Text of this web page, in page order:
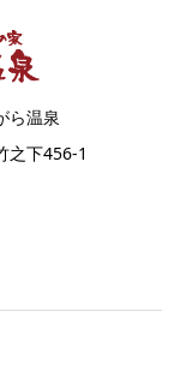
ら温泉
之下456-1